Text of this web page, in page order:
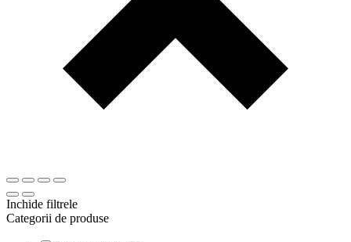
Inchide filtrele
Categorii de produse